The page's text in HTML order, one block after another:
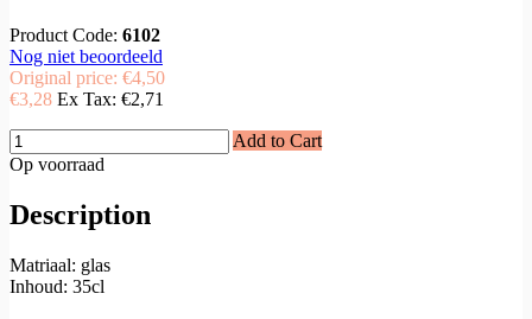
Product Code: 6102
Nog niet beoordeeld
Original price: €4,50
€3,28 Ex Tax: €2,71
Add to Cart
Op voorraad
Description
Matriaal: glas
Inhoud: 35cl